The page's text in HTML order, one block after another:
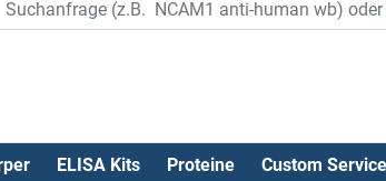
ELISA Kits Proteine Custom